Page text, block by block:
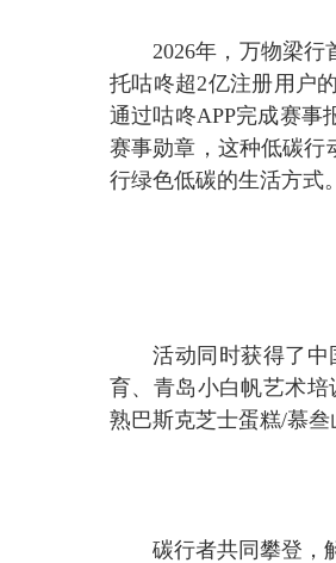
2026年，万物梁
托咕咚超2亿注册用户
通过咕咚APP完成赛事
赛事勋章，这种低碳行
行绿色低碳的生活方式。
活动同时获得了
育、青岛小白帆艺术
熟巴斯克芝士蛋糕/慕
碳行者共同攀登，